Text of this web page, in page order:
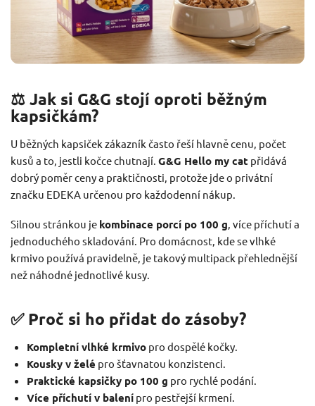
⚖️ Jak si G&G stojí oproti běžným
kapsičkám?
U běžných kapsiček zákazník často řeší hlavně cenu, počet
kusů a to, jestli kočce chutnají. G&G Hello my cat přidává
dobrý poměr ceny a praktičnosti, protože jde o privátní
značku EDEKA určenou pro každodenní nákup.
Silnou stránkou je kombinace porcí po 100 g, více příchutí a
jednoduchého skladování. Pro domácnost, kde se vlhké
krmivo používá pravidelně, je takový multipack přehlednější
než náhodné jednotlivé kusy.
✅ Proč si ho přidat do zásoby?
Kompletní vlhké krmivopro dospělé kočky.
Kousky v želé pro šťavnatou konzistenci.
Praktické kapsičky po 100 g pro rychlé podání.
Více příchutí v balenípro pestřejší krmení.